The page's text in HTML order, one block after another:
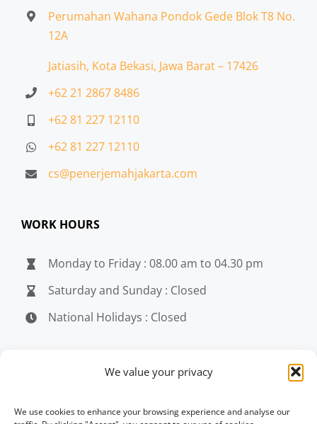
We value your privacy
We use cookies to enhance your browsing experience and analyse our
Perumahan Wahana Pondok Gede Blok T8 No.
12A
Jatiasih, Kota Bekasi, Jawa Barat – 17426
+62 21 2867 8486
+62 81 227 12110
+62 81 227 12110
cs@penerjemahjakarta.com
WORK HOURS
Monday to Friday : 08.00 am to 04.30 pm
Saturday and Sunday : Closed
National Holidays : Closed
penerjemahjakarta.com